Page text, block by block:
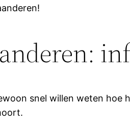
snel willen weten hoe